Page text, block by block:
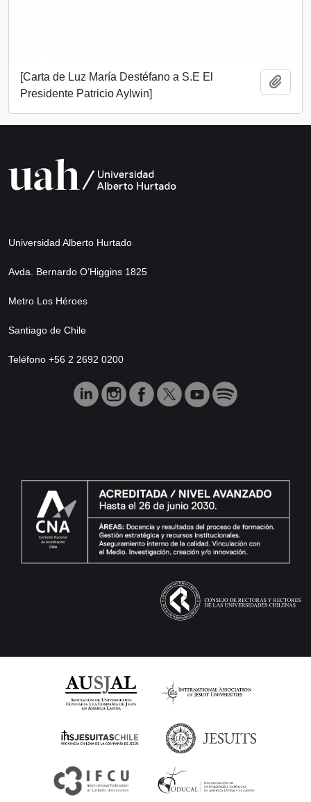
[Carta de Luz María Destéfano a S.E El
Presidente Patricio Aylwin]
Universidad Alberto Hurtado
Avda. Bernardo O’Higgins 1825
Metro Los Héroes
Santiago de Chile
Teléfono +56 2 2692 0200